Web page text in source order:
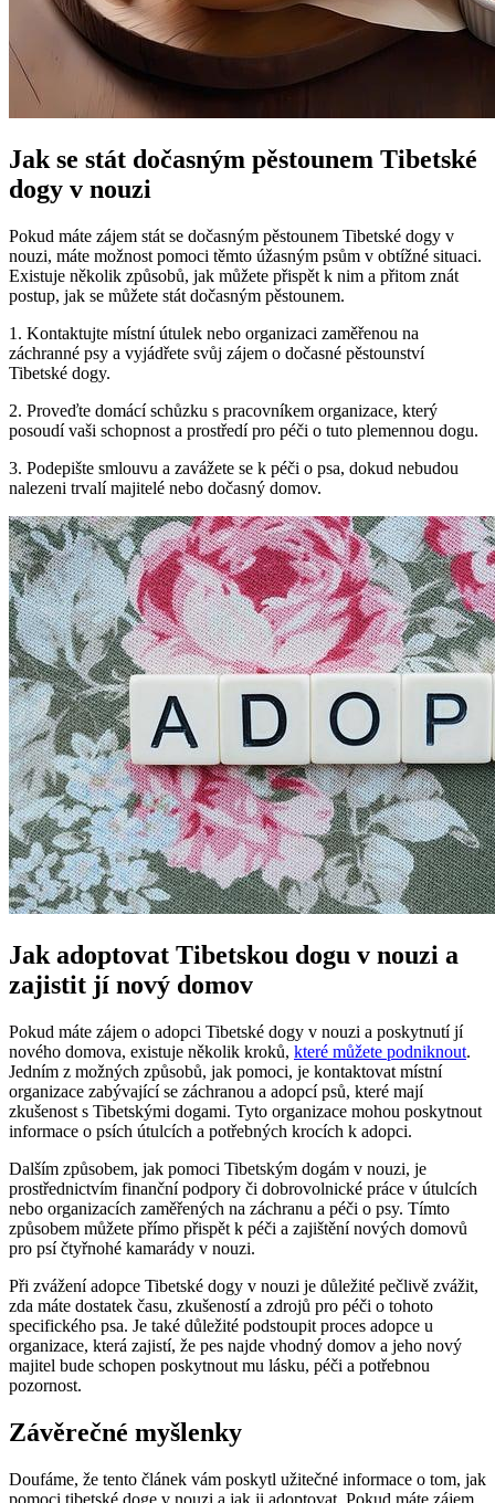
Jak se stát dočasným pěstounem Tibetské
dogy v nouzi
Pokud máte zájem stát se dočasným pěstounem Tibetské dogy v
nouzi, máte možnost pomoci těmto úžasným psům v obtížné situaci.
Existuje několik způsobů, jak můžete přispět k nim a přitom znát
postup, jak se můžete stát dočasným pěstounem.
1. Kontaktujte místní útulek nebo organizaci zaměřenou na
záchranné psy a vyjádřete svůj zájem o dočasné pěstounství
Tibetské dogy.
2. Proveďte domácí schůzku s pracovníkem organizace, který
posoudí vaši schopnost a prostředí pro péči o tuto plemennou dogu.
3. Podepište smlouvu a zavážete se k péči o psa, dokud nebudou
nalezeni trvalí majitelé nebo dočasný domov.
Jak adoptovat Tibetskou dogu v nouzi a
zajistit jí nový domov
Pokud máte zájem o adopci Tibetské dogy v nouzi a poskytnutí jí
nového domova, existuje několik kroků, které můžete podniknout.
Jedním z možných způsobů, jak pomoci, je kontaktovat místní
organizace zabývající se záchranou a adopcí psů, které mají
zkušenost s Tibetskými dogami. Tyto organizace mohou poskytnout
informace o psích útulcích a potřebných krocích k adopci.
Dalším způsobem, jak pomoci Tibetským dogám v nouzi, je
prostřednictvím finanční podpory či dobrovolnické práce v útulcích
nebo organizacích zaměřených na záchranu a péči o psy. Tímto
způsobem můžete přímo přispět k péči a zajištění nových domovů
pro psí čtyřnohé kamarády v nouzi.
Při zvážení adopce Tibetské dogy v nouzi je důležité pečlivě zvážit,
zda máte dostatek času, zkušeností a zdrojů pro péči o tohoto
specifického psa. Je také důležité podstoupit proces adopce u
organizace, která zajistí, že pes najde vhodný domov a jeho nový
majitel bude schopen poskytnout mu lásku, péči a potřebnou
pozornost.
Závěrečné myšlenky
Doufáme, že tento článek vám poskytl užitečné informace o tom, jak
pomoci tibetské doge v nouzi a jak ji adoptovat. Pokud máte zájem